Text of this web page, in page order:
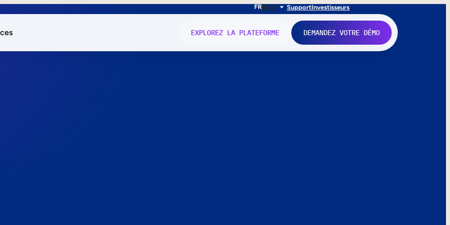
FRENIT SupportInvestisseurs
EXPLOREZ LA PLATEFORME DEMANDEZ VOTRE DÉMO